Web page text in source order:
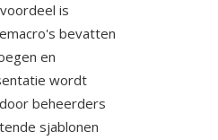
is
bevatten
en
wordt
beheerders
sjablonen